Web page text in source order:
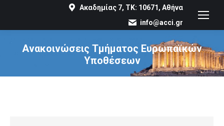
Ακαδημίας 7, ΤΚ: 10671, Αθήνα
info@acci.gr
Ανακοινώσεις Τμήματος Ευρωπαϊκών
Υποθέσεων
You are here: